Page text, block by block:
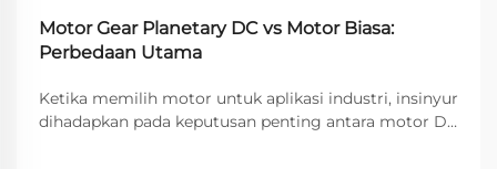
Motor Gear Planetary DC vs Motor Biasa:
Perbedaan Utama
Ketika memilih motor untuk aplikasi industri, insinyur
dihadapkan pada keputusan penting antara motor DC